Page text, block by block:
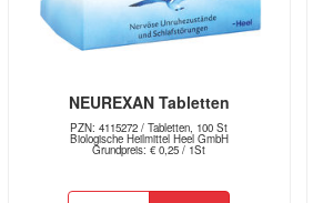
NEUREXAN Tabletten
PZN: 4115272 / Tabletten, 100 St
Biologische Heilmittel Heel GmbH
Grundpreis: € 0,25 / 1St